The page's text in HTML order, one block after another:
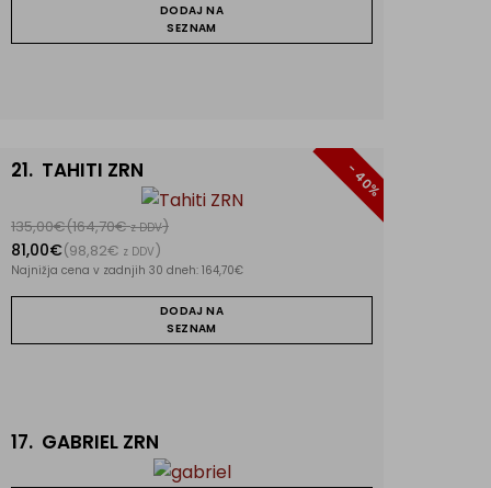
DODAJ NA
SEZNAM
- 40%
21. TAHITI ZRN
135,00€(164,70€z DDV)
81,00€(98,82€ z DDV)
Najnižja cena v zadnjih 30 dneh: 164,70€
DODAJ NA
SEZNAM
17. GABRIEL ZRN